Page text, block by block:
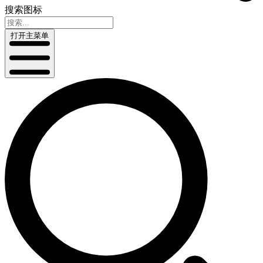
搜索图标
打开主菜单